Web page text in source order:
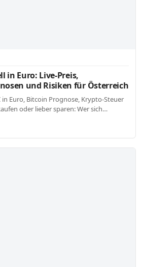
in Euro: Live-Preis,
und Risiken für Österreich
in Euro, Bitcoin Prognose, Krypto-Steuer
oder lieber sparen: Wer sich…